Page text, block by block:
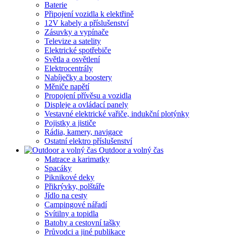
Baterie
Připojení vozidla k elektřině
12V kabely a příslušenství
Zásuvky a vypínače
Televize a satelity
Elektrické spotřebiče
Světla a osvětlení
Elektrocentrály
Nabíječky a boostery
Měniče napětí
Propojení přívěsu a vozidla
Displeje a ovládací panely
Vestavné elektrické vařiče, indukční plotýnky
Pojistky a jističe
Rádia, kamery, navigace
Ostatní elektro příslušenství
Outdoor a volný čas
Matrace a karimatky
Spacáky
Piknikové deky
Přikrývky, polštáře
Jídlo na cesty
Campingové nářadí
Svítilny a topidla
Batohy a cestovní tašky
Průvodci a jiné publikace